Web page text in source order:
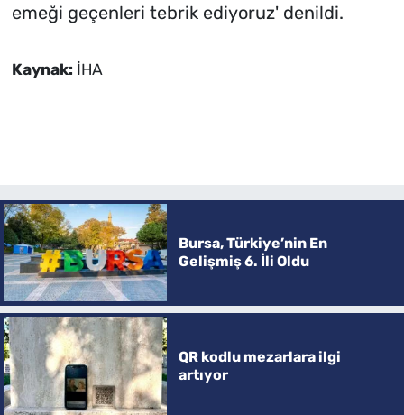
emeği geçenleri tebrik ediyoruz' denildi.
Kaynak: İHA
Bursa, Türkiye’nin En
Gelişmiş 6. İli Oldu
QR kodlu mezarlara ilgi
artıyor